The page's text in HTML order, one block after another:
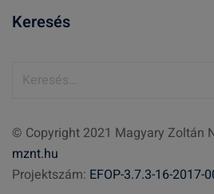
Keresés
e
s
é
© Copyright 2021 Magyary Zoltán
mznt.hu
Projektszám: EFOP-3.7.3-16-2017-